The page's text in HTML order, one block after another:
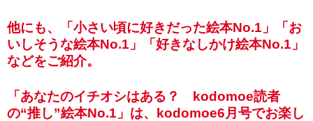
他にも、「小さい頃に好きだった絵本No.1」「お
いしそうな絵本No.1」「好きなしかけ絵本No.1」
などをご紹介。
「あなたのイチオシはある？ kodomoe読者
の“推し”絵本No.1」は、kodomoe6月号でお楽し